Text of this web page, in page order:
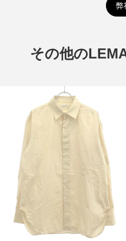
弊
その他の
ルメール ロングスリーブスリットシャ
ツ SH293 LF839
買取金額12,000円